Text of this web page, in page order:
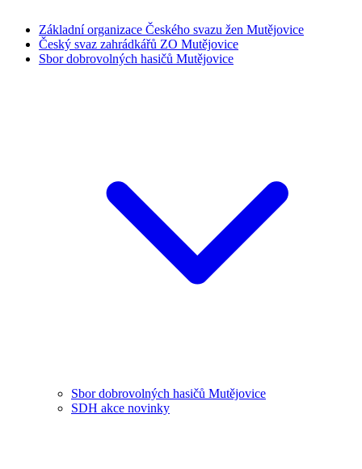
Základní organizace Českého svazu žen Mutějovice
Český svaz zahrádkářů ZO Mutějovice
Sbor dobrovolných hasičů Mutějovice
Sbor dobrovolných hasičů Mutějovice
SDH akce novinky